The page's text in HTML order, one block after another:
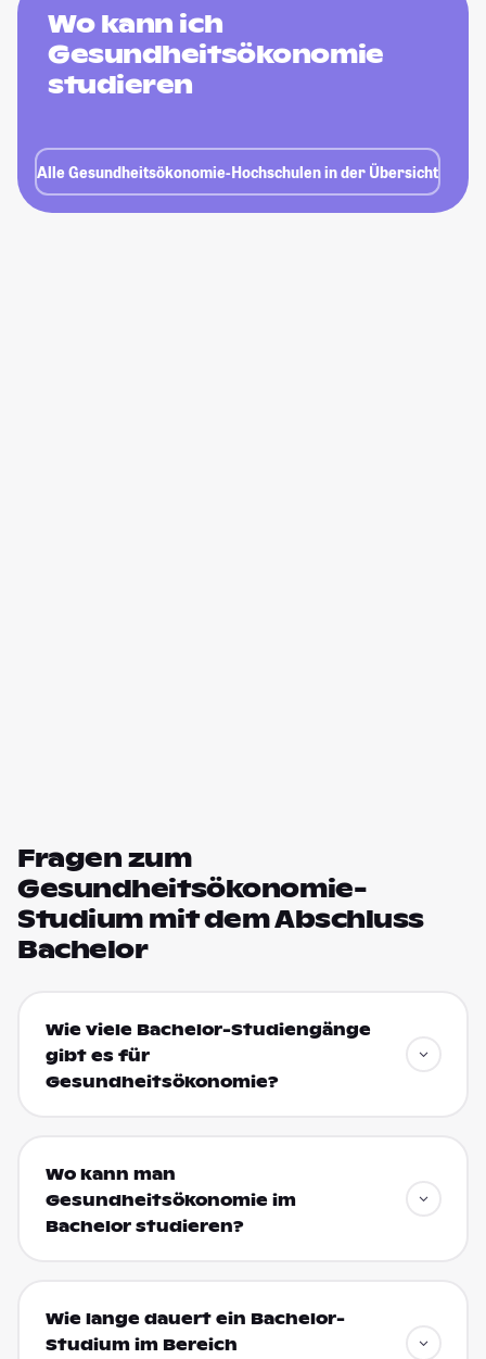
Wo kann ich
Gesundheitsökonomie
studieren
Alle Gesundheitsökonomie-Hochschulen in der Übersicht
Fragen zum
Gesundheitsökonomie-
Studium mit dem Abschluss
Bachelor
Wie viele Bachelor-Studiengänge
gibt es für
Gesundheitsökonomie?
Wo kann man
Gesundheitsökonomie im
Bachelor studieren?
Wie lange dauert ein Bachelor-
Studium im Bereich